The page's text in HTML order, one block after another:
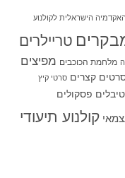
האקדמיה הישראלית לקולנוע
טריילרים
מלחמת הכוכבים מפיצים
קצרים סרטי קיץ
פסקולים
קולנוע תיעודי